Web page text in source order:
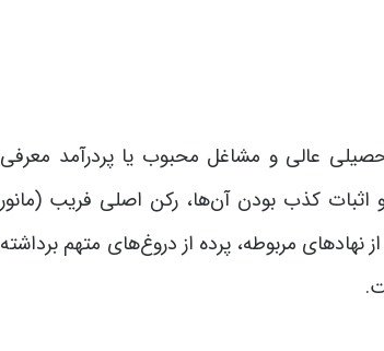
عالی و مشاغل محبوب یا پردرآمد معرفی
و اثبات کذب بودن آن‌ها، رکن اصلی فریب (مانور
نهادهای مربوطه، پرده از دروغ‌های متهم برداشته